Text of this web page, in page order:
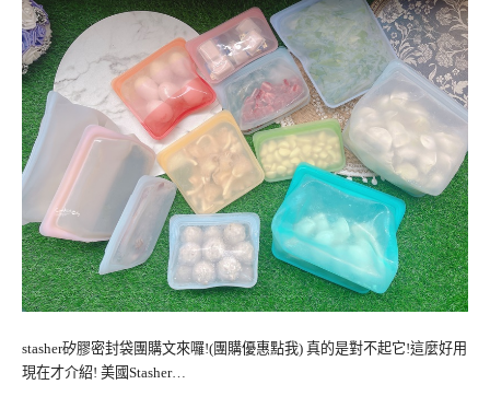
stasher矽膠密封袋團購文來囉!(團購優惠點我) 真的是對不起它!這麼好用
現在才介紹! 美國Stasher…